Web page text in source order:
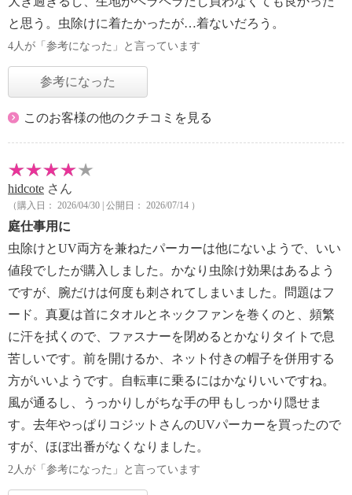
と思う。虫除けに着たかったが…着ないだろう。
4人が「参考になった」と言っています
参考になった
このお客様の他のクチコミを見る
hidcote さん
（購入日： 2026/04/30 | 公開日： 2026/07/14 ）
庭仕事用に
虫除けとUV両方を兼ねたパーカーは他にないようで、いい
値段でしたが購入しました。かなり虫除け効果はあるよう
ですが、腕だけは何度も刺されてしまいました。問題はフ
ード。真夏は首にタオルとネックファンを巻くのと、頻繁
に汗を拭くので、ファスナーを閉めるとかなりタイトで息
苦しいです。前を開けるか、ネット付きの帽子を併用する
方がいいようです。自転車に乗るにはかなりいいですね。
風が通るし、うっかりしがちな手の甲もしっかり隠せま
す。去年やっぱりコジットさんのUVパーカーを買ったので
すが、ほぼ出番がなくなりました。
2人が「参考になった」と言っています